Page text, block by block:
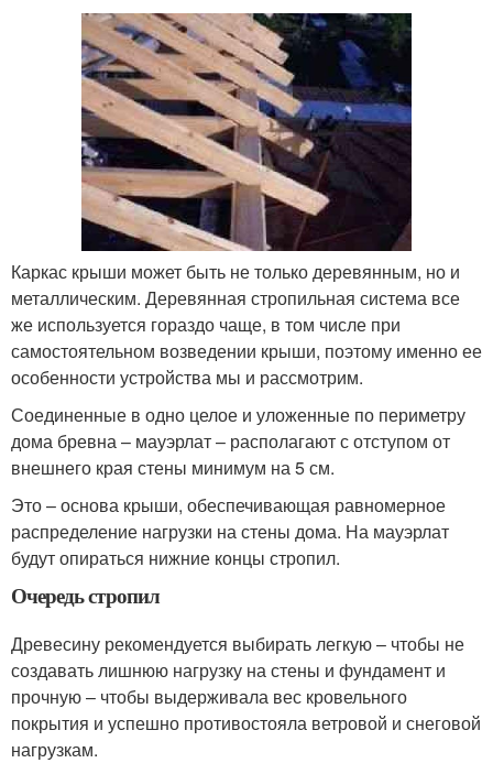
Каркас крыши может быть не только деревянным, но и
металлическим. Деревянная стропильная система все
же используется гораздо чаще, в том числе при
самостоятельном возведении крыши, поэтому именно ее
особенности устройства мы и рассмотрим.
Соединенные в одно целое и уложенные по периметру
дома бревна – мауэрлат – располагают с отступом от
внешнего края стены минимум на 5 см.
Это – основа крыши, обеспечивающая равномерное
распределение нагрузки на стены дома. На мауэрлат
будут опираться нижние концы стропил.
Очередь стропил
Древесину рекомендуется выбирать легкую – чтобы не
создавать лишнюю нагрузку на стены и фундамент и
прочную – чтобы выдерживала вес кровельного
покрытия и успешно противостояла ветровой и снеговой
нагрузкам.